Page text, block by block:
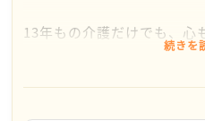
こんな言葉しかかけられ
す。申し訳ありません。
この際、本心でなくても
13年もの介護だけでも、心
ほど大変なことです。その
続きを